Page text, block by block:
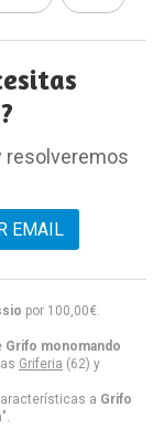
por 100,00€.
Grifo monomando
Griferia (62) y
a Grifo
resolveremos
EMAIL